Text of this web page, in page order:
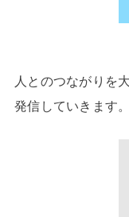
人とのつながりを
発信していきます。